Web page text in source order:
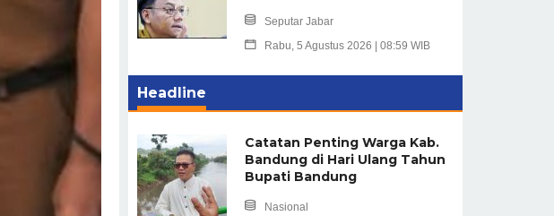
Seputar Jabar
Rabu, 5 Agustus 2026 | 08:59 WIB
Headline
Catatan Penting Warga Kab.
Bandung di Hari Ulang Tahun
Bupati Bandung
Nasional